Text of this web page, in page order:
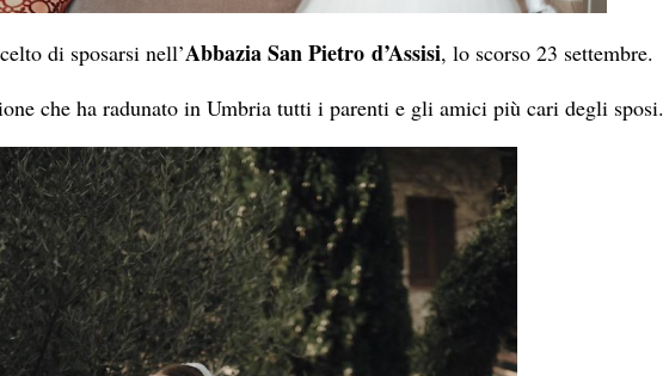
di sposarsi nell’Abbazia San Pietro d’Assisi, lo scorso 23 settembre.
che ha radunato in Umbria tutti i parenti e gli amici più cari degli sposi.